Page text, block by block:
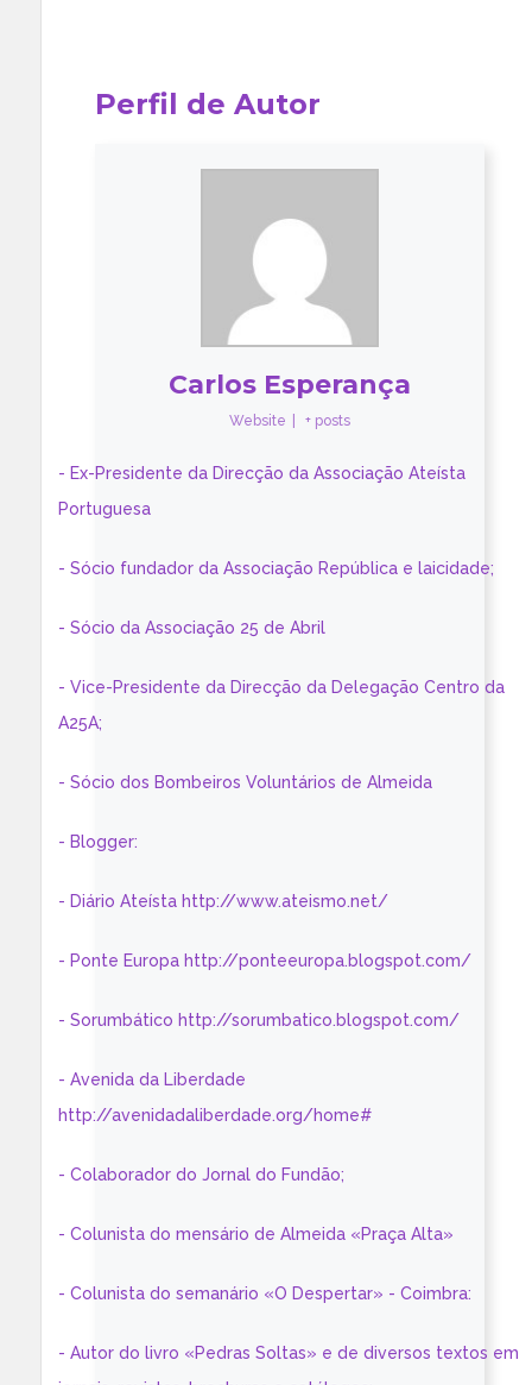
Perfil de Autor
Carlos Esperança
Website + posts
- Ex-Presidente da Direcção da Associação Ateísta
Portuguesa
- Sócio fundador da Associação República e laicidade;
- Sócio da Associação 25 de Abril
- Vice-Presidente da Direcção da Delegação Centro da
A25A;
- Sócio dos Bombeiros Voluntários de Almeida
- Blogger:
- Diário Ateísta http://www.ateismo.net/
- Ponte Europa http://ponteeuropa.blogspot.com/
- Sorumbático http://sorumbatico.blogspot.com/
- Avenida da Liberdade
http://avenidadaliberdade.org/home#
- Colaborador do Jornal do Fundão;
- Colunista do mensário de Almeida «Praça Alta»
- Colunista do semanário «O Despertar» - Coimbra:
- Autor do livro «Pedras Soltas» e de diversos textos em